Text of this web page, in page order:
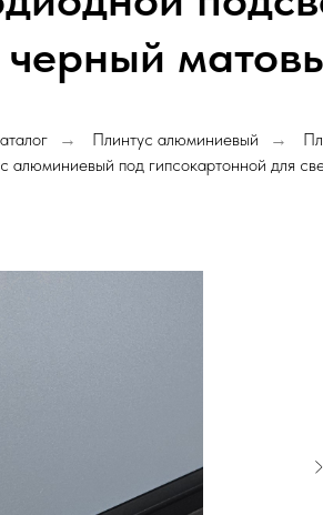
черный
→ Плинтус алюминиевый →
алюминиевый под гипсокартонной для